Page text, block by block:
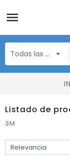
Listado de
3M